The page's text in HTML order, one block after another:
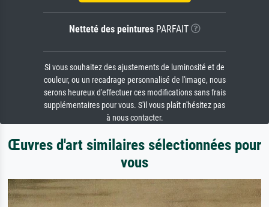
Netteté des peinturesPARFAIT
Si vous souhaitez des ajustements de luminosité et de
couleur, ou un recadrage personnalisé de l'image, nous
serons heureux d'effectuer ces modifications sans frais
supplémentaires pour vous. S'il vous plaît n'hésitez pas
à nous contacter.
Œuvres d'art similaires sélectionnées pour
vous